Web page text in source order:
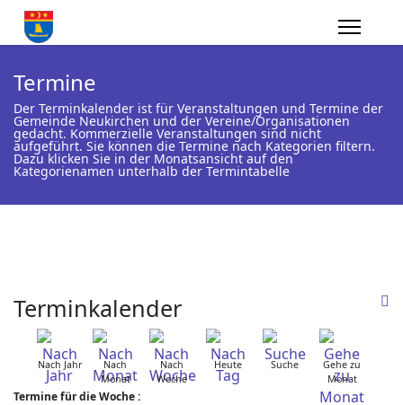
Termine
Der Terminkalender ist für Veranstaltungen und Termine der
Gemeinde Neukirchen und der Vereine/Organisationen
gedacht. Kommerzielle Veranstaltungen sind nicht
aufgeführt. Sie können die Termine nach Kategorien filtern.
Dazu klicken Sie in der Monatsansicht auf den
Kategorienamen unterhalb der Termintabelle
Terminkalender
Nach Jahr
Nach
Monat
Nach
Woche
Heute Suche
Gehe zu
Monat
Termine für die Woche :